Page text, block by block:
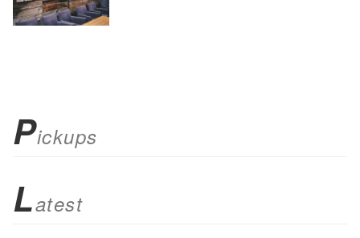
Pickups
Latest